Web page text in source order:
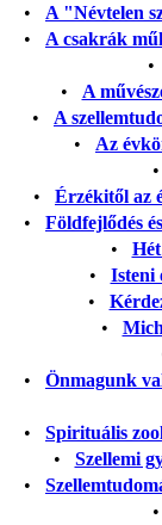
• A "Névtelen
• A csakrák
•
• A
• A
• Az
•
• Érzékitől az
• Földfejlődés
•
• Isteni
•
•
• Önmagunk
• Spirituális
• Szellemi
•